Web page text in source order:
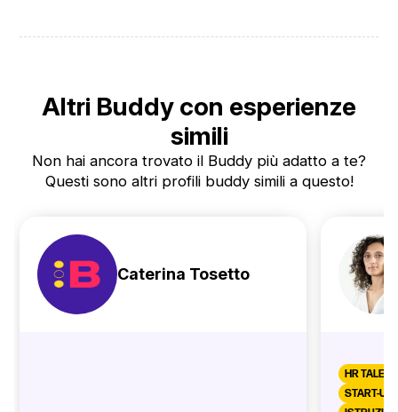
Altri Buddy con esperienze
simili
Non hai ancora trovato il Buddy più adatto a te?
Questi sono altri profili buddy simili a questo!
Caterina Tosetto
HR
START-UP